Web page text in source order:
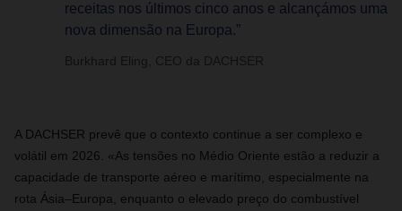
receitas nos últimos cinco anos e alcançámos uma
nova dimensão na Europa.”
Burkhard Eling, CEO da DACHSER
A DACHSER prevê que o contexto continue a ser complexo e
volátil em 2026. «As tensões no Médio Oriente estão a reduzir a
capacidade de transporte aéreo e marítimo, especialmente na
rota Ásia–Europa, enquanto o elevado preço do combustível